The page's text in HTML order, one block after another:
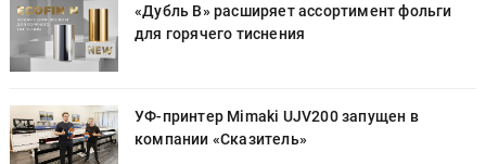
«Дубль В» расширяет ассортимент фольги
для горячего тиснения
УФ-принтер Mimaki UJV200 запущен в
компании «Сказитель»